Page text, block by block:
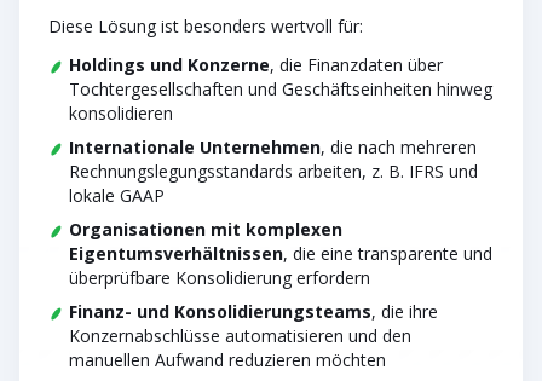
Diese Lösung ist besonders wertvoll für:
Holdings und Konzerne, die Finanzdaten über
Tochtergesellschaften und Geschäftseinheiten hinweg
konsolidieren
Internationale Unternehmen, die nach mehreren
Rechnungslegungsstandards arbeiten, z. B. IFRS und
lokale GAAP
Organisationen mit komplexen
Eigentumsverhältnissen, die eine transparente und
überprüfbare Konsolidierung erfordern
Finanz- und Konsolidierungsteams, die ihre
Konzernabschlüsse automatisieren und den
manuellen Aufwand reduzieren möchten